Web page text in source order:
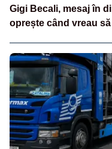
Gigi Becali, mesaj în
oprește când vreau